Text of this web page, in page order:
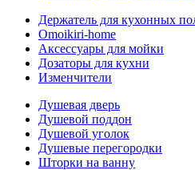
Держатель для кухонных
Omoikiri-home
Аксессуары для мойки
Дозаторы для кухни
Изменчители
Душевая дверь
Душевой поддон
Душевой уголок
Душевые перегородки
Шторки на ванну